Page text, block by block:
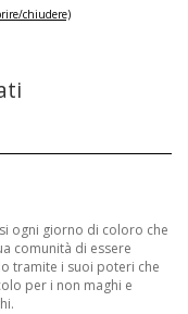
chiudere)
ogni giorno di coloro che
comunità di essere
tramite i suoi poteri che
per i non maghi e